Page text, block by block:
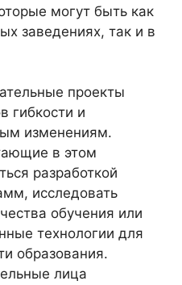
могут быть как
заведениях, так и в
проекты
гибкости и
изменениям.
в этом
разработкой
исследовать
обучения или
технологии для
образования.
лица